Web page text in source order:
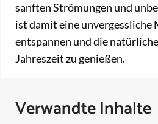
sanften Strömungen und
ist damit eine unvergessliche
entspannen und die
Jahreszeit zu genießen.
Verwandte Inhalte